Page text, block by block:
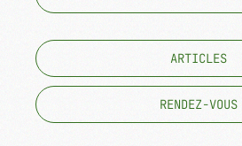
ARTICLES
RENDEZ-VOUS